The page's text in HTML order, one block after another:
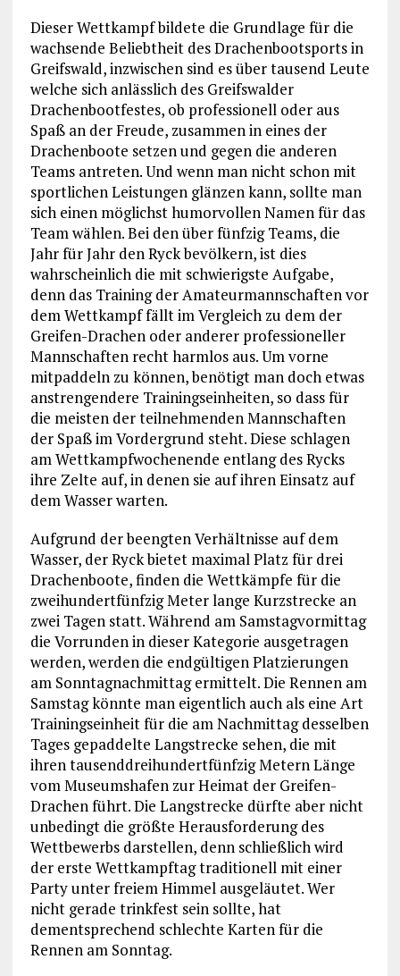
Dieser Wettkampf bildete die Grundlage für die
wachsende Beliebtheit des Drachenbootsports in
Greifswald, inzwischen sind es über tausend Leute
welche sich anlässlich des Greifswalder
Drachenbootfestes, ob professionell oder aus
Spaß an der Freude, zusammen in eines der
Drachenboote setzen und gegen die anderen
Teams antreten. Und wenn man nicht schon mit
sportlichen Leistungen glänzen kann, sollte man
sich einen möglichst humorvollen Namen für das
Team wählen. Bei den über fünfzig Teams, die
Jahr für Jahr den Ryck bevölkern, ist dies
wahrscheinlich die mit schwierigste Aufgabe,
denn das Training der Amateurmannschaften vor
dem Wettkampf fällt im Vergleich zu dem der
Greifen-Drachen oder anderer professioneller
Mannschaften recht harmlos aus. Um vorne
mitpaddeln zu können, benötigt man doch etwas
anstrengendere Trainingseinheiten, so dass für
die meisten der teilnehmenden Mannschaften
der Spaß im Vordergrund steht. Diese schlagen
am Wettkampfwochenende entlang des Rycks
ihre Zelte auf, in denen sie auf ihren Einsatz auf
dem Wasser warten.
Aufgrund der beengten Verhältnisse auf dem
Wasser, der Ryck bietet maximal Platz für drei
Drachenboote, finden die Wettkämpfe für die
zweihundertfünfzig Meter lange Kurzstrecke an
zwei Tagen statt. Während am Samstagvormittag
die Vorrunden in dieser Kategorie ausgetragen
werden, werden die endgültigen Platzierungen
am Sonntagnachmittag ermittelt. Die Rennen am
Samstag könnte man eigentlich auch als eine Art
Trainingseinheit für die am Nachmittag desselben
Tages gepaddelte Langstrecke sehen, die mit
ihren tausenddreihundertfünfzig Metern Länge
vom Museumshafen zur Heimat der Greifen-
Drachen führt. Die Langstrecke dürfte aber nicht
unbedingt die größte Herausforderung des
Wettbewerbs darstellen, denn schließlich wird
der erste Wettkampftag traditionell mit einer
Party unter freiem Himmel ausgeläutet. Wer
nicht gerade trinkfest sein sollte, hat
dementsprechend schlechte Karten für die
Rennen am Sonntag.